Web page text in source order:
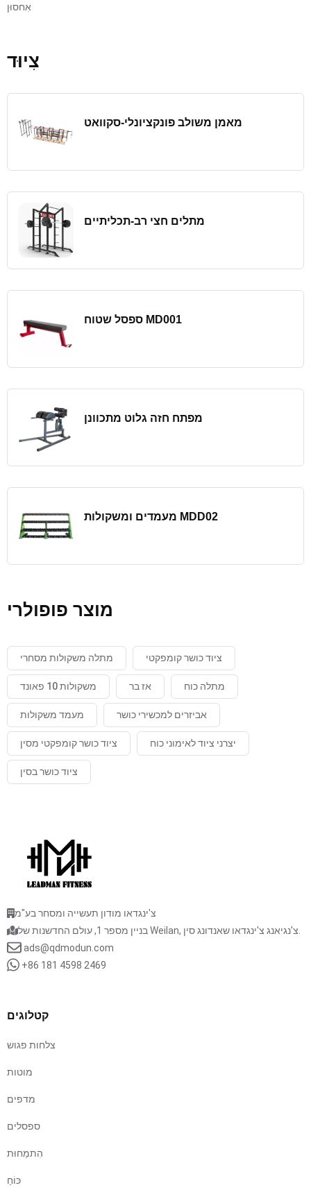
אִחסוּן
צִיוּד
מאמן משולב פונקציונלי-סקוואט
מתלים חצי רב-תכליתיים
ספסל שטוח MD001
מפתח חזה גלוט מתכוונן
מעמדים ומשקולות MDD02
מוצר פופולרי
מתלה משקולות מסחרי ציוד כושר קומפקטי
משקולות 10 פאונד אז בר מתלה כוח
מעמד משקולות אביזרים למכשירי כושר
ציוד כושר קומפקטי מסין יצרני ציוד לאימוני כוח
ציוד כושר בסין
צ'ינגדאו מודון תעשייה ומסחר בע"מ
ads@qdmodun.com
+86 181 4598 2469
קטלוגים
צלחות פגוש
מוטות
מדפים
ספסלים
הִתמַחוּת
כּוֹחַ